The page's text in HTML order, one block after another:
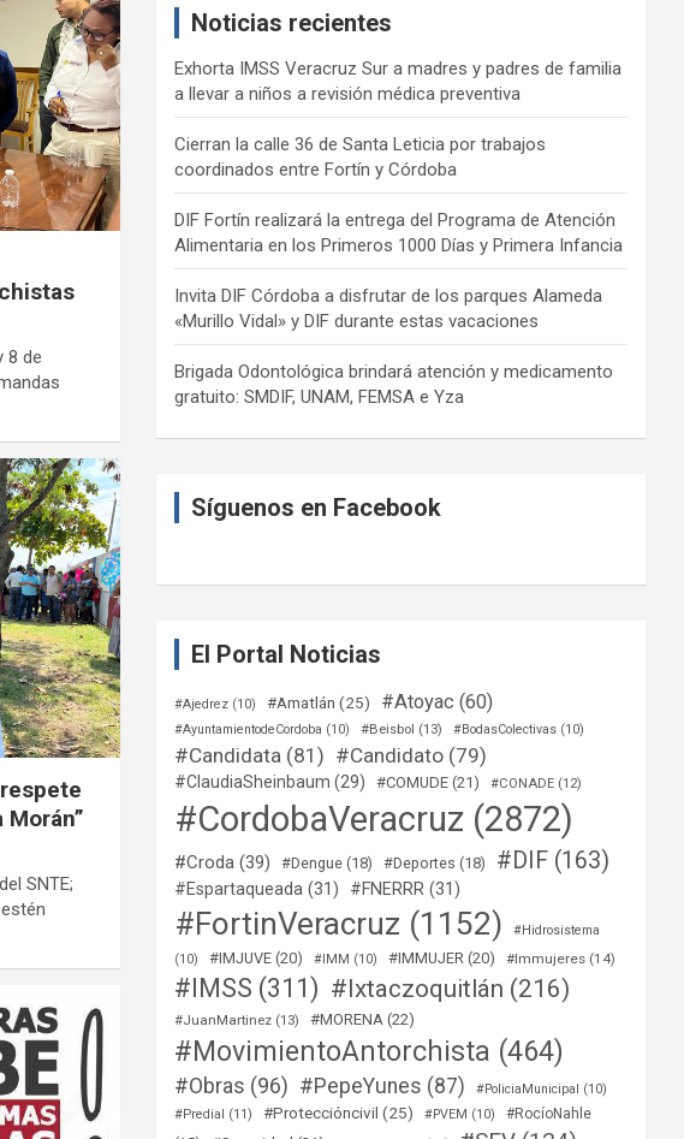
8 de
SNTE;
Noticias recientes
Exhorta IMSS Veracruz Sur a madres y padres de familia
a llevar a niños a revisión médica preventiva
Cierran la calle 36 de Santa Leticia por trabajos
coordinados entre Fortín y Córdoba
DIF Fortín realizará la entrega del Programa de Atención
Alimentaria en los Primeros 1000 Días y Primera Infancia
Invita DIF Córdoba a disfrutar de los parques Alameda
«Murillo Vidal» y DIF durante estas vacaciones
Brigada Odontológica brindará atención y medicamento
gratuito: SMDIF, UNAM, FEMSA e Yza
Síguenos en Facebook
El Portal Noticias
#Ajedrez (10) #Amatlán (25) #Atoyac (60)
#AyuntamientodeCordoba (10) #Beisbol (13) #BodasColectivas (10)
#Candidata (81) #Candidato (79)
#ClaudiaSheinbaum (29) #COMUDE (21) #CONADE (12)
#CordobaVeracruz (2872)
#Croda (39) #Dengue (18) #Deportes (18) #DIF (163)
#Espartaqueada (31) #FNERRR (31)
#FortinVeracruz (1152)
#Hidrosistema
(10)
#IMJUVE (20) #IMM (10) #IMMUJER (20) #Immujeres (14)
#IMSS (311) #Ixtaczoquitlán (216)
#JuanMartinez (13) #MORENA (22)
#MovimientoAntorchista (464)
#Obras (96) #PepeYunes (87) #PoliciaMunicipal (10)
#Predial (11) #Proteccióncivil (25) #PVEM (10)
#RocíoNahle